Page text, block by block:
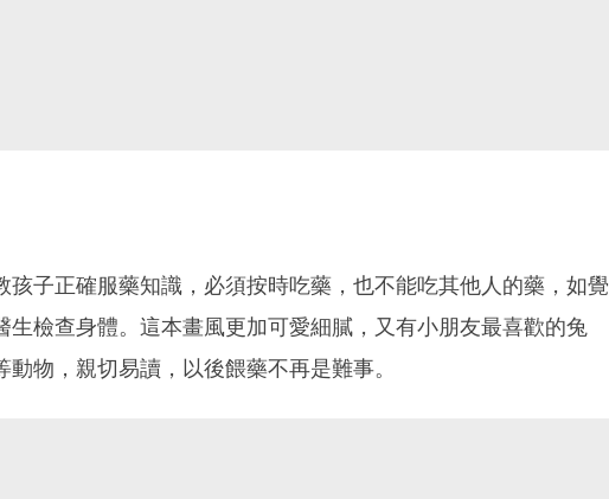
孩子正確服藥知識，必須按時吃藥，也不能吃其他人的藥，如覺
生檢查身體。這本畫風更加可愛細膩，又有小朋友最喜歡的兔
物，親切易讀，以後餵藥不再是難事。